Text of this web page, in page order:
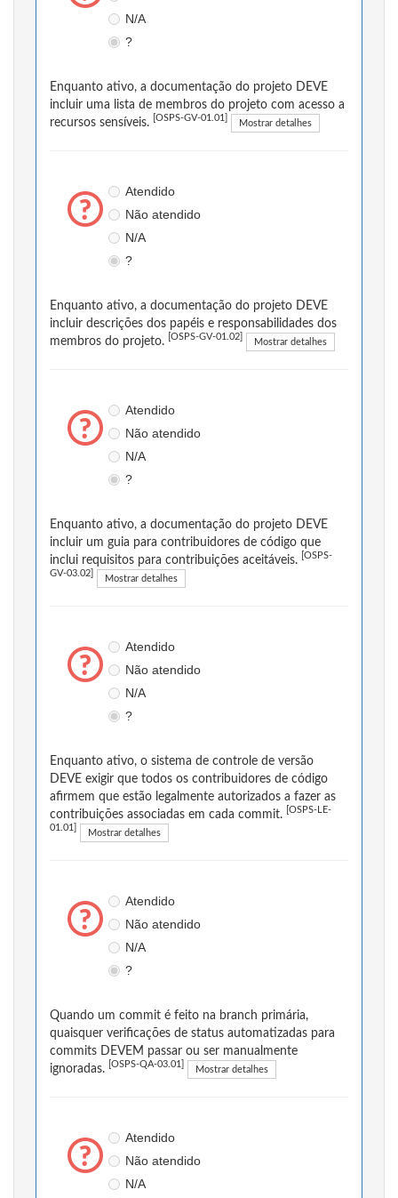
N/A
?
Enquanto ativo, a documentação do projeto DEVE
incluir uma lista de membros do projeto com acesso a
recursos sensíveis.
[OSPS-GV-01.01] Mostrar detalhes
Atendido
Não atendido
N/A
?
Enquanto ativo, a documentação do projeto DEVE
incluir descrições dos papéis e responsabilidades dos
membros do projeto.
[OSPS-GV-01.02] Mostrar detalhes
Atendido
Não atendido
N/A
?
Enquanto ativo, a documentação do projeto DEVE
incluir um guia para contribuidores de código que
inclui requisitos para contribuições aceitáveis.
[OSPS-
GV-03.02] Mostrar detalhes
Atendido
Não atendido
N/A
?
Enquanto ativo, o sistema de controle de versão
DEVE exigir que todos os contribuidores de código
afirmem que estão legalmente autorizados a fazer as
contribuições associadas em cada commit.
[OSPS-LE-
01.01] Mostrar detalhes
Atendido
Não atendido
N/A
?
Quando um commit é feito na branch primária,
quaisquer verificações de status automatizadas para
commits DEVEM passar ou ser manualmente
ignoradas.
[OSPS-QA-03.01] Mostrar detalhes
Atendido
Não atendido
N/A